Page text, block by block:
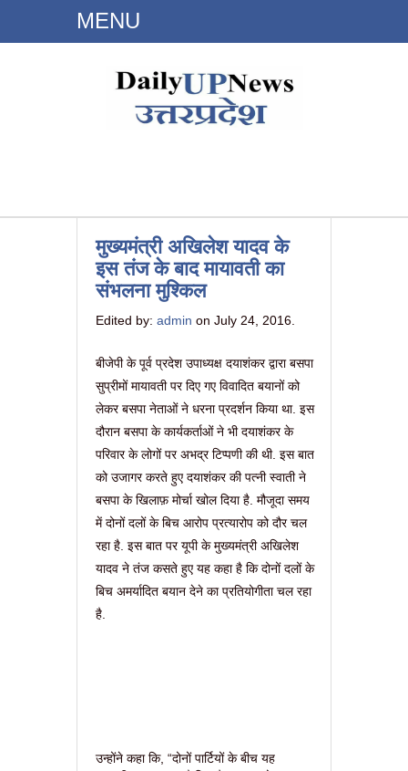
MENU
मुख्यमंत्री अखिलेश यादव के
इस तंज के बाद मायावती का
संभलना मुश्किल
Edited by: admin on July 24, 2016.
बीजेपी के पूर्व प्रदेश उपाध्यक्ष दयाशंकर द्वारा बसपा
सुप्रीमों मायावती पर दिए गए विवादित बयानों को
लेकर बसपा नेताओं ने धरना प्रदर्शन किया था. इस
दौरान बसपा के कार्यकर्ताओं ने भी दयाशंकर के
परिवार के लोगों पर अभद्र टिप्पणी की थी. इस बात
को उजागर करते हुए दयाशंकर की पत्नी स्वाती ने
बसपा के खिलाफ़ मोर्चा खोल दिया है. मौजूदा समय
में दोनों दलों के बिच आरोप प्रत्यारोप को दौर चल
रहा है. इस बात पर यूपी के मुख्यमंत्री अखिलेश
यादव ने तंज कसते हुए यह कहा है कि दोनों दलों के
बिच अमर्यादित बयान देने का प्रतियोगीता चल रहा
है.
उन्होंने कहा कि, “दोनों पार्टियों के बीच यह